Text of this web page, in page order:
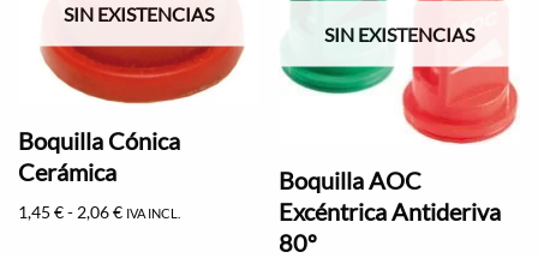
SIN EXISTENCIAS
Boquilla Cónica
Cerámica
1,45 €- 2,06€ IVA INCL.
SIN EXISTENCIAS
Boquilla AOC
Excéntrica Antideriva
80º